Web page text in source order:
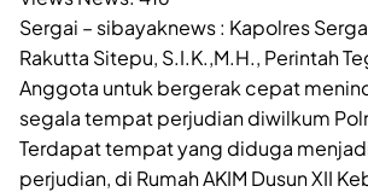
Sergai – sibayaknews : Kapolres
Rakutta Sitepu, S.I.K.,M.H., Perintah
Anggota untuk bergerak cepat
segala tempat perjudian diwilkum
Terdapat tempat yang diduga
perjudian, di Rumah AKIM Dusun XII